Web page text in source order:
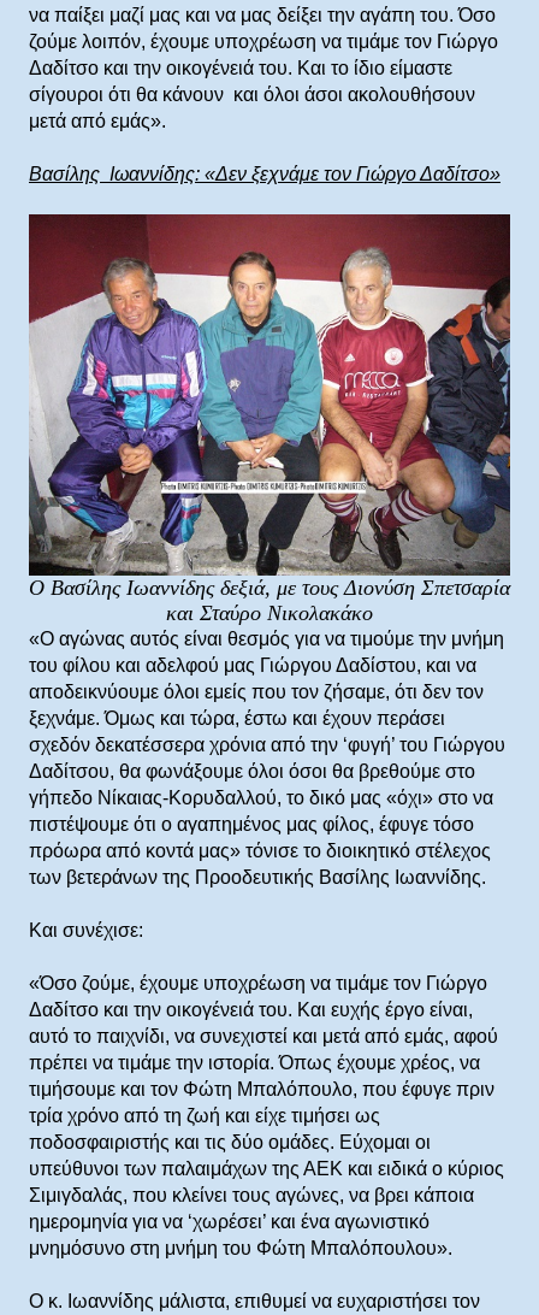
να παίξει μαζί μας και να μας δείξει την αγάπη του. Όσο
ζούμε λοιπόν, έχουμε υποχρέωση να τιμάμε τον Γιώργο
Δαδίτσο και την οικογένειά του. Και το ίδιο είμαστε
σίγουροι ότι θα κάνουν και όλοι άσοι ακολουθήσουν
μετά από εμάς».
Βασίλης Ιωαννίδης: «Δεν ξεχνάμε τον Γιώργο Δαδίτσο»
Ο Βασίλης Ιωαννίδης δεξιά, με τους Διονύση Σπετσαρία
και Σταύρο Νικολακάκο
«Ο αγώνας αυτός είναι θεσμός για να τιμούμε την μνήμη
του φίλου και αδελφού μας Γιώργου Δαδίστου, και να
αποδεικνύουμε όλοι εμείς που τον ζήσαμε, ότι δεν τον
ξεχνάμε. Όμως και τώρα, έστω και έχουν περάσει
σχεδόν δεκατέσσερα χρόνια από την ‘φυγή’ του Γιώργου
Δαδίτσου, θα φωνάξουμε όλοι όσοι θα βρεθούμε στο
γήπεδο Νίκαιας-Κορυδαλλού, το δικό μας «όχι» στο να
πιστέψουμε ότι ο αγαπημένος μας φίλος, έφυγε τόσο
πρόωρα από κοντά μας» τόνισε το διοικητικό στέλεχος
των βετεράνων της Προοδευτικής Βασίλης Ιωαννίδης.
Και συνέχισε:
«Όσο ζούμε, έχουμε υποχρέωση να τιμάμε τον Γιώργο
Δαδίτσο και την οικογένειά του. Και ευχής έργο είναι,
αυτό το παιχνίδι, να συνεχιστεί και μετά από εμάς, αφού
πρέπει να τιμάμε την ιστορία. Όπως έχουμε χρέος, να
τιμήσουμε και τον Φώτη Μπαλόπουλο, που έφυγε πριν
τρία χρόνο από τη ζωή και είχε τιμήσει ως
ποδοσφαιριστής και τις δύο ομάδες. Εύχομαι οι
υπεύθυνοι των παλαιμάχων της ΑΕΚ και ειδικά ο κύριος
Σιμιγδαλάς, που κλείνει τους αγώνες, να βρει κάποια
ημερομηνία για να ‘χωρέσει’ και ένα αγωνιστικό
μνημόσυνο στη μνήμη του Φώτη Μπαλόπουλου».
Ο κ. Ιωαννίδης μάλιστα, επιθυμεί να ευχαριστήσει τον